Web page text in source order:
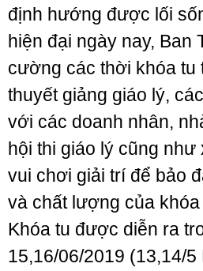
định hướng được lối
hiện đại ngày nay, Ban
cường các thời khóa tu
thuyết giảng giáo lý,
với các doanh nhân,
hội thi giáo lý cũng
vui chơi giải trí để bảo
và chất lượng của khóa
Khóa tu được diễn ra
15,16/06/2019 (13,14/